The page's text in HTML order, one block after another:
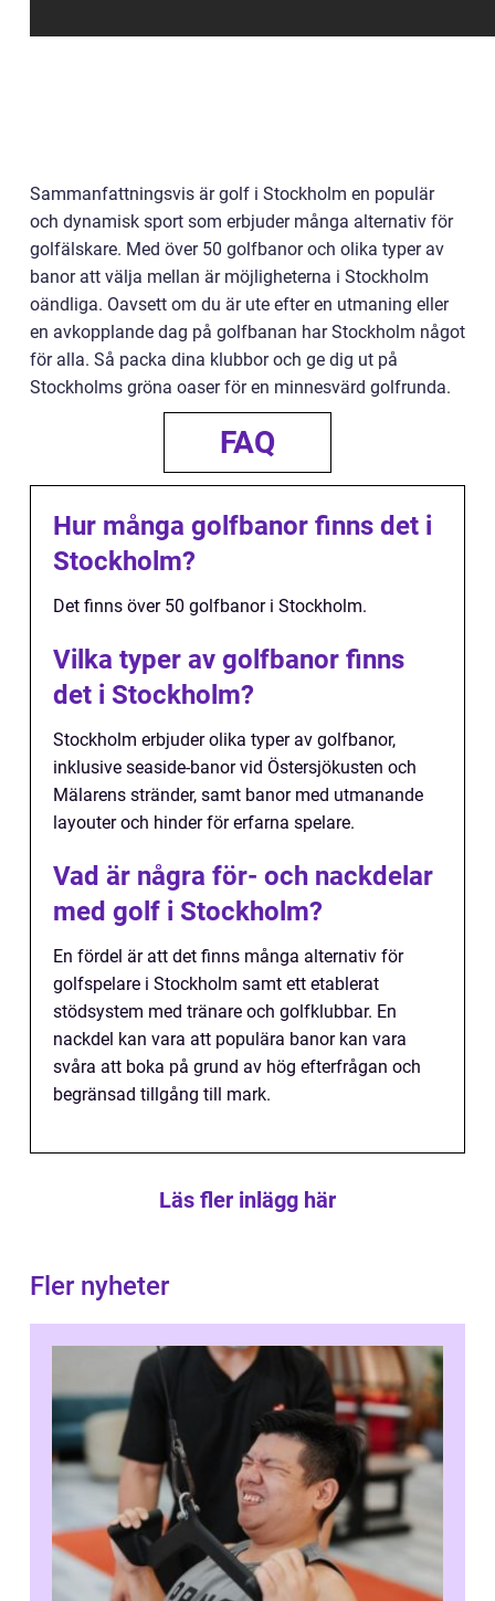
Sammanfattningsvis är golf i Stockholm en populär
och dynamisk sport som erbjuder många alternativ för
golfälskare. Med över 50 golfbanor och olika typer av
banor att välja mellan är möjligheterna i Stockholm
oändliga. Oavsett om du är ute efter en utmaning eller
en avkopplande dag på golfbanan har Stockholm något
för alla. Så packa dina klubbor och ge dig ut på
Stockholms gröna oaser för en minnesvärd golfrunda.
FAQ
Hur många golfbanor finns det i
Stockholm?
Det finns över 50 golfbanor i Stockholm.
Vilka typer av golfbanor finns
det i Stockholm?
Stockholm erbjuder olika typer av golfbanor,
inklusive seaside-banor vid Östersjökusten och
Mälarens stränder, samt banor med utmanande
layouter och hinder för erfarna spelare.
Vad är några för- och nackdelar
med golf i Stockholm?
En fördel är att det finns många alternativ för
golfspelare i Stockholm samt ett etablerat
stödsystem med tränare och golfklubbar. En
nackdel kan vara att populära banor kan vara
svåra att boka på grund av hög efterfrågan och
begränsad tillgång till mark.
Läs fler inlägg här
Fler nyheter